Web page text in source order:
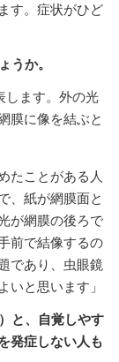
す。症状がひど
うか。
します。外の光
膜に像を結ぶと
たことがある人
、紙が網膜面と
が網膜の後ろで
前で結像するの
であり、虫眼鏡
いと思います」
と、自覚しやす
発症しない人も